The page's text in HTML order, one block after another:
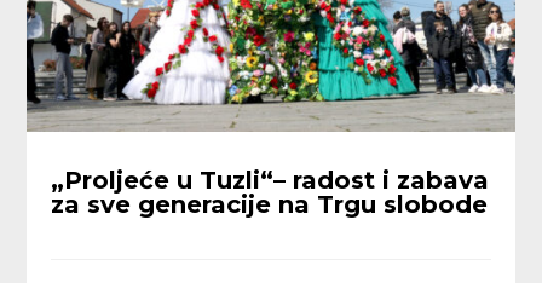
„Proljeće u Tuzli“– radost i zabava
za sve generacije na Trgu slobode